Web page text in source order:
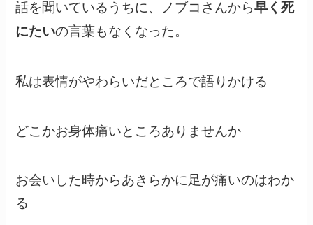
話を聞いているうちに、ノブコさんから早く死
にたいの言葉もなくなった。
私は表情がやわらいだところで語りかける
どこかお身体痛いところありませんか
お会いした時からあきらかに足が痛いのはわか
る